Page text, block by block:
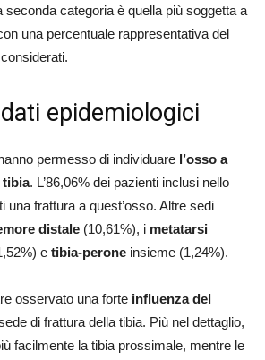
seconda categoria è quella più soggetta a
una percentuale rappresentativa del
epidemiologici
permesso di individuare l’osso a
tibia. L’86,06% dei pazienti inclusi nello
una frattura a quest’osso. Altre sedi
distale (10,61%), i metatarsi
e tibia-perone insieme (1,24%).
osservato una forte influenza del
di frattura della tibia. Più nel dettaglio,
facilmente la tibia prossimale, mentre le